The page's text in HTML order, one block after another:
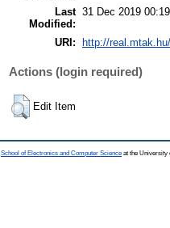
Last
Modified:
31 Dec 2019 00:19
URI: http://
Actions (login required)
Edit Item
School of Electronics and Computer Science at the University